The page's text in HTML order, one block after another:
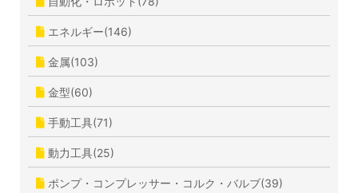
エネルギー(146)
金属(103)
金型(60)
手動工具(71)
動力工具(25)
ポンプ・コンプレッサー・コルク・バルブ(39)